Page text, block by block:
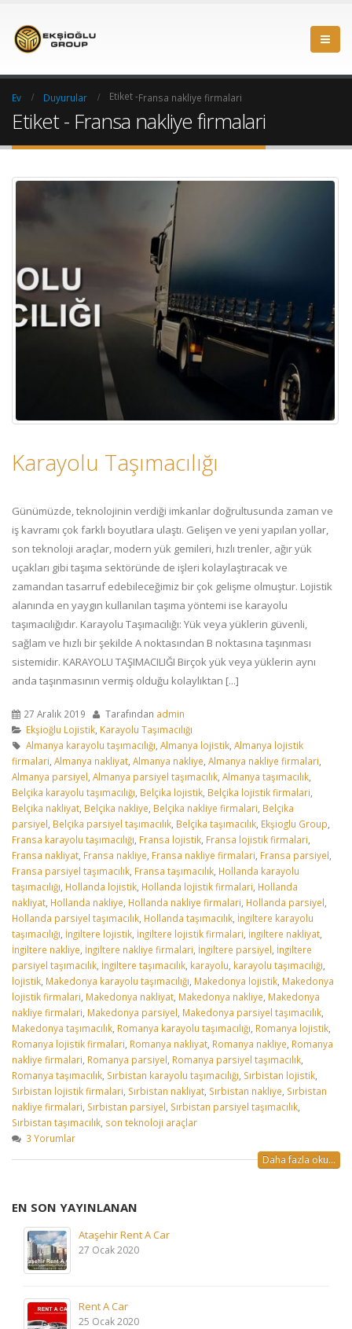
Ev Duyurular Etiket -Fransa nakliye firmalari
Etiket - Fransa nakliye firmalari
Karayolu Taşımacılığı
Günümüzde, teknolojinin verdiği imkanlar doğrultusunda zaman ve
iş kavramı çok farklı boyutlara ulaştı. Gelişen ve yeni yapılan yollar,
son teknoloji araçlar, modern yük gemileri, hızlı trenler, ağır yük
uçakları gibi taşıma sektöründe de işleri kolaylaştıracak ve
zamandan tasarruf edebileceğimiz bir çok gelişme olmuştur. Lojistik
alanında en yaygın kullanılan taşıma yöntemi ise karayolu
taşımacılığıdır. Karayolu Taşımacılığı: Yük veya yüklerin güvenli,
sağlam ve hızlı bir şekilde A noktasından B noktasına taşınması
sistemidir. KARAYOLU TAŞIMACILIĞI Birçok yük veya yüklerin aynı
anda taşınmasının vermiş olduğu kolaylıktan [...]
27 Aralık 2019 Tarafından admin
Ekşioğlu Lojistik, Karayolu Taşımacılığı
Almanya karayolu taşımacılığı Almanya lojistik, Almanya lojistik
firmalari Almanya nakliyat Almanya nakliye Almanya nakliye firmalari
Almanya parsiyel Almanya parsiyel taşımacılık Almanya taşımacılık
Belçika karayolu taşımacılığı Belçika lojistik Belçika lojistik firmalari
Belçika nakliyat Belçika nakliye Belçika nakliye firmalari Belçika
parsiyel Belçika parsiyel taşımacılık Belçika taşımacılık Ekşioglu Group
Fransa karayolu taşımacılığı Fransa lojistik Fransa lojistik firmalari
Fransa nakliyat Fransa nakliye Fransa nakliye firmalari Fransa parsiyel
Fransa parsiyel taşımacılık Fransa taşımacılık Hollanda karayolu
taşımacılığı Hollanda lojistik Hollanda lojistik firmalari Hollanda
nakliyat Hollanda nakliye Hollanda nakliye firmalari Hollanda parsiyel
Hollanda parsiyel taşımacılık Hollanda taşımacılık İngiltere karayolu
taşımacılığı İngiltere lojistik İngiltere lojistik firmalari İngiltere nakliyat
İngiltere nakliye İngiltere nakliye firmalari İngiltere parsiyel İngiltere
parsiyel taşımacılık İngiltere taşımacılık karayolu karayolu taşımacılığı
lojistik Makedonya karayolu taşımacılığı Makedonya lojistik Makedonya
lojistik firmalari Makedonya nakliyat Makedonya nakliye Makedonya
nakliye firmalari Makedonya parsiyel Makedonya parsiyel taşımacılık
Makedonya taşımacılık Romanya karayolu taşımacılığı Romanya lojistik
Romanya lojistik firmalari Romanya nakliyat Romanya nakliye Romanya
nakliye firmalari Romanya parsiyel Romanya parsiyel taşımacılık
Romanya taşımacılık Sırbistan karayolu taşımacılığı Sırbistan lojistik
Sırbistan lojistik firmalari Sırbistan nakliyat Sırbistan nakliye Sırbistan
nakliye firmalari Sırbistan parsiyel Sırbistan parsiyel taşımacılık
Sırbistan taşımacılık son teknoloji araçlar
3 Yorumlar
Daha fazla oku...
EN SON YAYINLANAN
Ataşehir Rent A Car
27 Ocak 2020
Rent A Car
25 Ocak 2020